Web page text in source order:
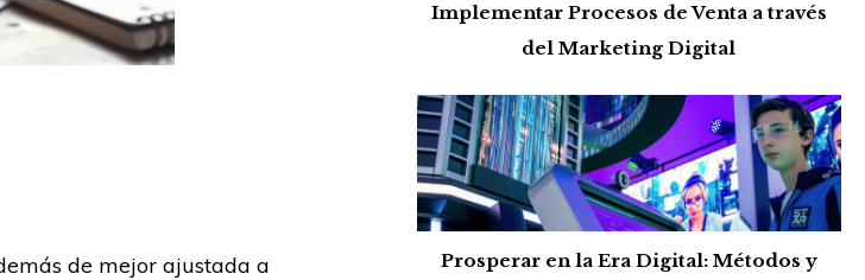
de mejor ajustada a
Implementar Procesos de Venta a través
del Marketing Digital
Prosperar en la Era Digital: Métodos y